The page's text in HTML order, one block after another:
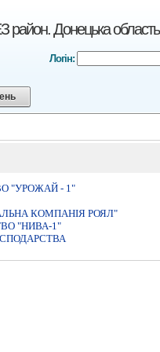
район. Донецька область
Логін:
"УРОЖАЙ - 1"
КОМПАНІЯ РОЯЛ"
"НИВА-1"